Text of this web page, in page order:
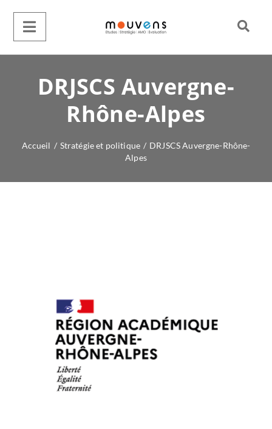
DRJSCS Auvergne-
Rhône-Alpes
Accueil / Stratégie et politique / DRJSCS Auvergne-Rhône-
Alpes